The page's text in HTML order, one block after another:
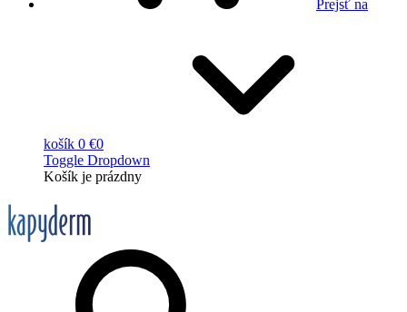
Prejsť na
košík 0 €0
Toggle Dropdown
Košík je prázdny